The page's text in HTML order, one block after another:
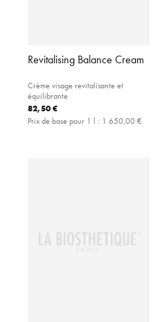
Revitalising Balance Cream
Crème visage revitalisante et
équilibrante
82,50 €
Prix de base pour 1 l : 1 650,00 €